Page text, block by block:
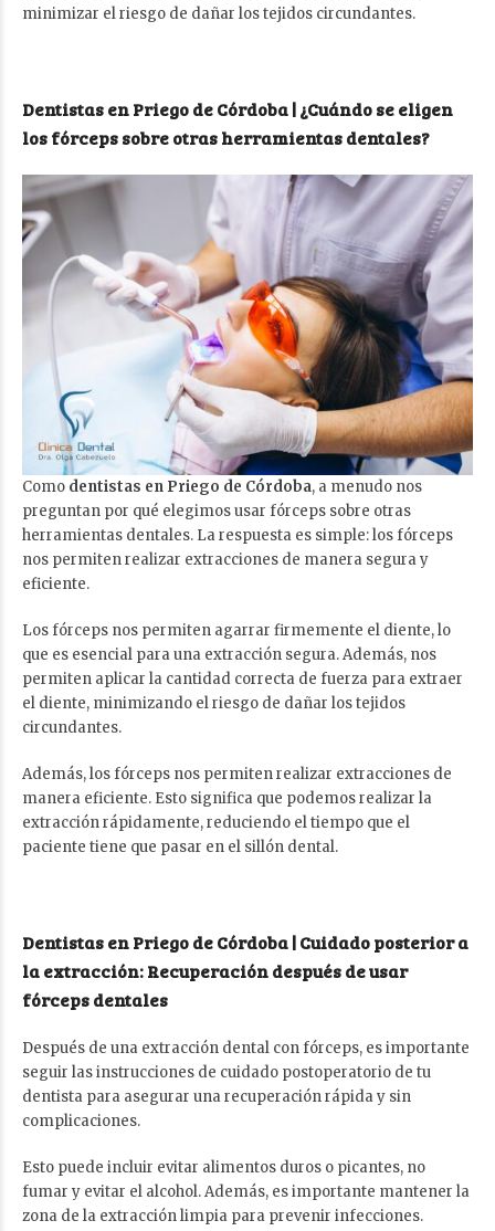
minimizar el riesgo de dañar los tejidos circundantes.
Dentistas en Priego de Córdoba | ¿Cuándo se eligen
los fórceps sobre otras herramientas dentales?
Como dentistas en Priego de Córdoba, a menudo nos
preguntan por qué elegimos usar fórceps sobre otras
herramientas dentales. La respuesta es simple: los fórceps
nos permiten realizar extracciones de manera segura y
eficiente.
Los fórceps nos permiten agarrar firmemente el diente, lo
que es esencial para una extracción segura. Además, nos
permiten aplicar la cantidad correcta de fuerza para extraer
el diente, minimizando el riesgo de dañar los tejidos
circundantes.
Además, los fórceps nos permiten realizar extracciones de
manera eficiente. Esto significa que podemos realizar la
extracción rápidamente, reduciendo el tiempo que el
paciente tiene que pasar en el sillón dental.
Dentistas en Priego de Córdoba | Cuidado posterior a
la extracción: Recuperación después de usar
fórceps dentales
Después de una extracción dental con fórceps, es importante
seguir las instrucciones de cuidado postoperatorio de tu
dentista para asegurar una recuperación rápida y sin
complicaciones.
Esto puede incluir evitar alimentos duros o picantes, no
fumar y evitar el alcohol. Además, es importante mantener la
zona de la extracción limpia para prevenir infecciones.